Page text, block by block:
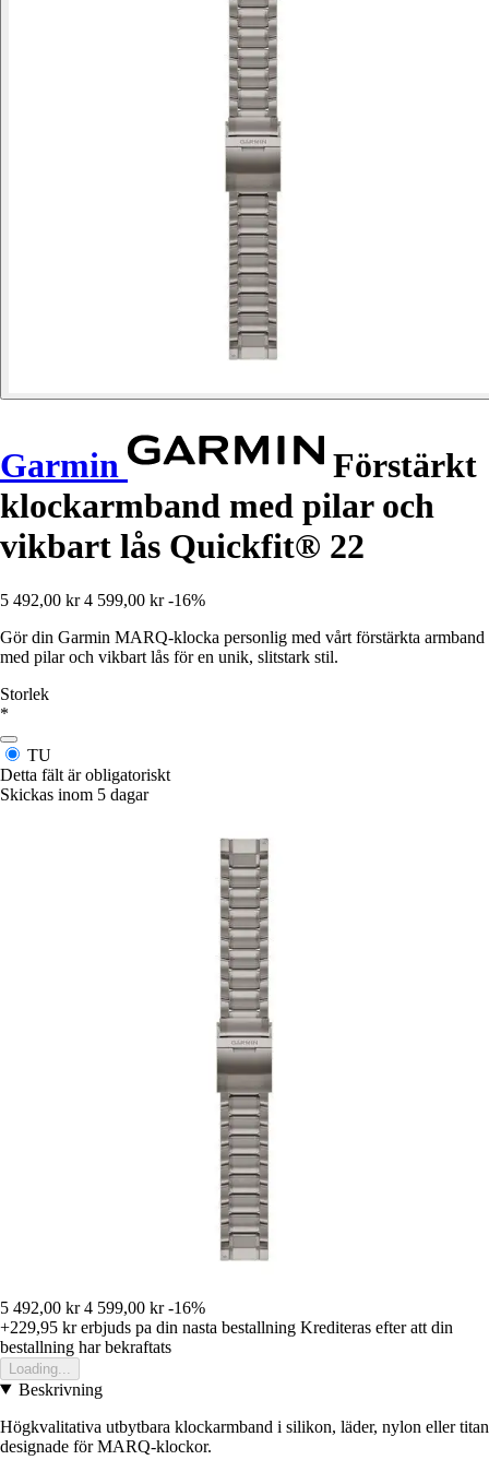
Garmin
Förstärkt
klockarmband med pilar och
vikbart lås Quickfit® 22
5 492,00 kr 4 599,00 kr -16%
Gör din Garmin MARQ-klocka personlig med vårt förstärkta armband
med pilar och vikbart lås för en unik, slitstark stil.
Storlek
*
TU
Detta fält är obligatoriskt
Skickas inom 5 dagar
5 492,00 kr 4 599,00 kr -16%
+229,95 krerbjuds pa din nasta bestallning Krediteras efter att din
bestallning har bekraftats
Loading...
Beskrivning
Högkvalitativa utbytbara klockarmband i silikon, läder, nylon eller titan
designade för MARQ-klockor.